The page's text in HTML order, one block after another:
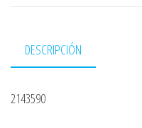
DESCRIPCIÓN
2143590